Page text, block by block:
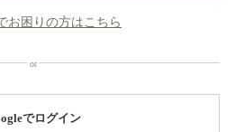
お困りの方はこちら
でログイン